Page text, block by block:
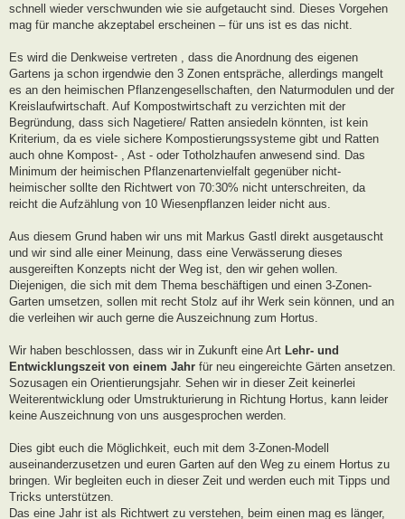
schnell wieder verschwunden wie sie aufgetaucht sind. Dieses Vorgehen
mag für manche akzeptabel erscheinen – für uns ist es das nicht.
Es wird die Denkweise vertreten , dass die Anordnung des eigenen
Gartens ja schon irgendwie den 3 Zonen entspräche, allerdings mangelt
es an den heimischen Pflanzengesellschaften, den Naturmodulen und der
Kreislaufwirtschaft. Auf Kompostwirtschaft zu verzichten mit der
Begründung, dass sich Nagetiere/ Ratten ansiedeln könnten, ist kein
Kriterium, da es viele sichere Kompostierungssysteme gibt und Ratten
auch ohne Kompost- , Ast - oder Totholzhaufen anwesend sind. Das
Minimum der heimischen Pflanzenartenvielfalt gegenüber nicht-
heimischer sollte den Richtwert von 70:30% nicht unterschreiten, da
reicht die Aufzählung von 10 Wiesenpflanzen leider nicht aus.
Aus diesem Grund haben wir uns mit Markus Gastl direkt ausgetauscht
und wir sind alle einer Meinung, dass eine Verwässerung dieses
ausgereiften Konzepts nicht der Weg ist, den wir gehen wollen.
Diejenigen, die sich mit dem Thema beschäftigen und einen 3-Zonen-
Garten umsetzen, sollen mit recht Stolz auf ihr Werk sein können, und an
die verleihen wir auch gerne die Auszeichnung zum Hortus.
Wir haben beschlossen, dass wir in Zukunft eine Art Lehr- und
Entwicklungszeit von einem Jahr für neu eingereichte Gärten ansetzen.
Sozusagen ein Orientierungsjahr. Sehen wir in dieser Zeit keinerlei
Weiterentwicklung oder Umstrukturierung in Richtung Hortus, kann leider
keine Auszeichnung von uns ausgesprochen werden.
Dies gibt euch die Möglichkeit, euch mit dem 3-Zonen-Modell
auseinanderzusetzen und euren Garten auf den Weg zu einem Hortus zu
bringen. Wir begleiten euch in dieser Zeit und werden euch mit Tipps und
Tricks unterstützen.
Das eine Jahr ist als Richtwert zu verstehen, beim einen mag es länger,